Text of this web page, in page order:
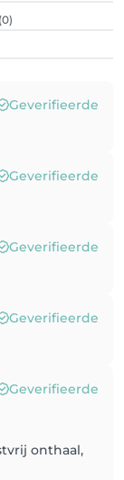
(0)
Geverifieerde
Geverifieerde
Geverifieerde
Geverifieerde
Geverifieerde
onthaal,